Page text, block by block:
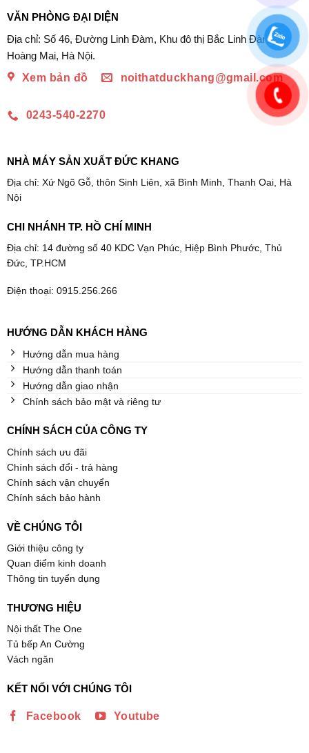
VĂN PHÒNG ĐẠI DIỆN
Địa chỉ: Số 46, Đường Linh Đàm, Khu đô thị Bắc Linh Đàm,
Hoàng Mai, Hà Nội.
Xem bản đồ
noithatduckhang@gmail.com
0243-540-2270
NHÀ MÁY SẢN XUẤT ĐỨC KHANG
Địa chỉ: Xứ Ngõ Gỗ, thôn Sinh Liên, xã Bình Minh, Thanh Oai, Hà
Nội
CHI NHÁNH TP. HỒ CHÍ MINH
Địa chỉ: 14 đường số 40 KDC Vạn Phúc, Hiệp Bình Phước, Thủ
Đức, TP.HCM
Điện thoại: 0915.256.266
HƯỚNG DẪN KHÁCH HÀNG
Hướng dẫn mua hàng
Hướng dẫn thanh toán
Hướng dẫn giao nhận
Chính sách bảo mật và riêng tư
CHÍNH SÁCH CỦA CÔNG TY
Chính sách ưu đãi
Chính sách đổi - trả hàng
Chính sách vận chuyển
Chính sách bảo hành
VỀ CHÚNG TÔI
Giới thiệu công ty
Quan điểm kinh doanh
Thông tin tuyển dụng
THƯƠNG HIỆU
Nội thất The One
Tủ bếp An Cường
Vách ngăn
KẾT NỐI VỚI CHÚNG TÔI
Facebook Youtube